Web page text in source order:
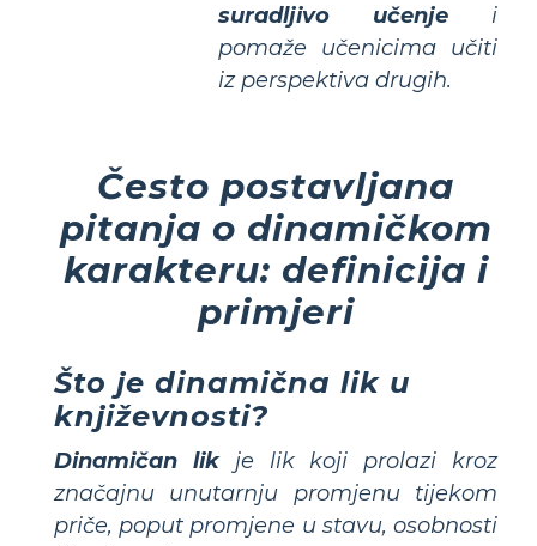
suradljivo učenje i
pomaže učenicima učiti
iz perspektiva drugih.
Često postavljana
pitanja o dinamičkom
karakteru: definicija i
primjeri
Što je dinamična lik u
književnosti?
Dinamičan likje lik koji prolazi kroz
značajnu unutarnju promjenu tijekom
priče, poput promjene u stavu, osobnosti